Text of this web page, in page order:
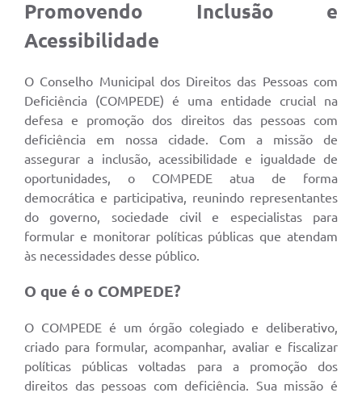
Promovendo Inclusão e
Acessibilidade
O Conselho Municipal dos Direitos das Pessoas com
Deficiência (COMPEDE) é uma entidade crucial na
defesa e promoção dos direitos das pessoas com
deficiência em nossa cidade. Com a missão de
assegurar a inclusão, acessibilidade e igualdade de
oportunidades, o COMPEDE atua de forma
democrática e participativa, reunindo representantes
do governo, sociedade civil e especialistas para
formular e monitorar políticas públicas que atendam
às necessidades desse público.
O que é o COMPEDE?
O COMPEDE é um órgão colegiado e deliberativo,
criado para formular, acompanhar, avaliar e fiscalizar
políticas públicas voltadas para a promoção dos
direitos das pessoas com deficiência. Sua missão é